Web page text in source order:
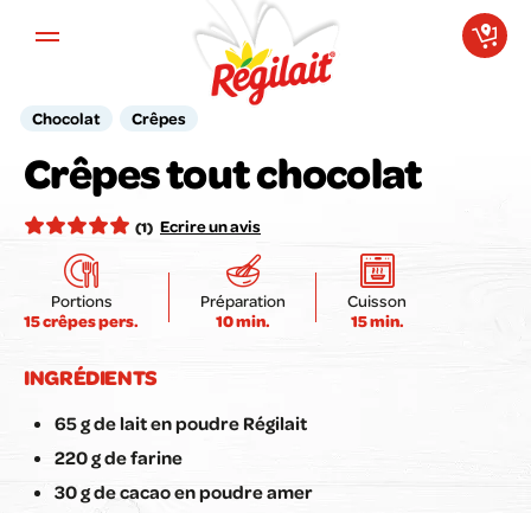
Chocolat Crêpes
Crêpes tout chocolat
(1) Ecrire un avis
Votre avis compte pour nous !
Notez la recette ici :
Envoyer mon avis
Portions
15 crêpes pers.
Préparation
10 min.
Cuisson
15 min.
INGRÉDIENTS
65 g de lait en poudre Régilait
220 g de farine
30 g de cacao en poudre amer